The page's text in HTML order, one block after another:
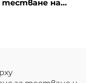
тестване на